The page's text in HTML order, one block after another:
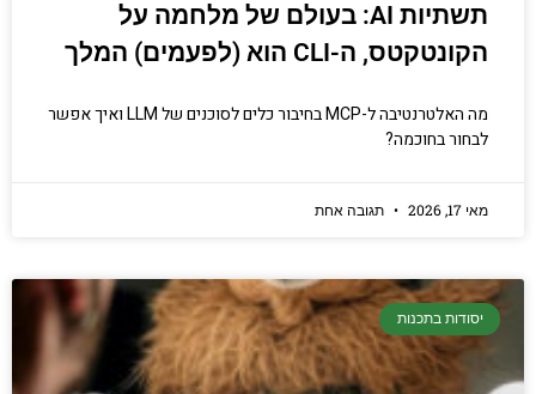
תשתיות AI: בעולם של מלחמה על
הקונטקטס, ה-CLI הוא (לפעמים) המלך
מה האלטרנטיבה ל-MCP בחיבור כלים לסוכנים של LLM ואיך אפשר
לבחור בחוכמה?
מאי 17, 2026 תגובה אחת
יסודות בתכנות